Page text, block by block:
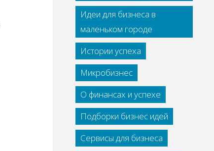
Идеи для бизнеса в
маленьком городе
Истории успеха
Микробизнес
О финансах и успехе
Подборки бизнес идей
Сервисы для бизнеса